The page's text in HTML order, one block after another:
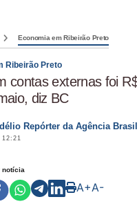
Economia em Ribeirão Preto
Ribeirão Preto
contas externas foi
diz BC
Repórter da Agência Brasil
12:21
notícia
A+A-